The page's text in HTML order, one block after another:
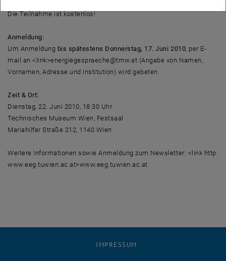
Die Teilnahme ist kostenlos!
Anmeldung:
Um Anmeldung bis spätestens Donnerstag, 17. Juni 2010, per E-
mail an <link>energiegespraeche@tmw.at (Angabe von Namen,
Vornamen, Adresse und Institution) wird gebeten.
Zeit & Ort:
Dienstag, 22. Juni 2010, 18:30 Uhr
Technisches Museum Wien, Festsaal
Mariahilfer Straße 212, 1140 Wien
Weitere Informationen sowie Anmeldung zum Newsletter: <link http:
www.eeg.tuwien.ac.at>www.eeg.tuwien.ac.at
IMPRESSUM